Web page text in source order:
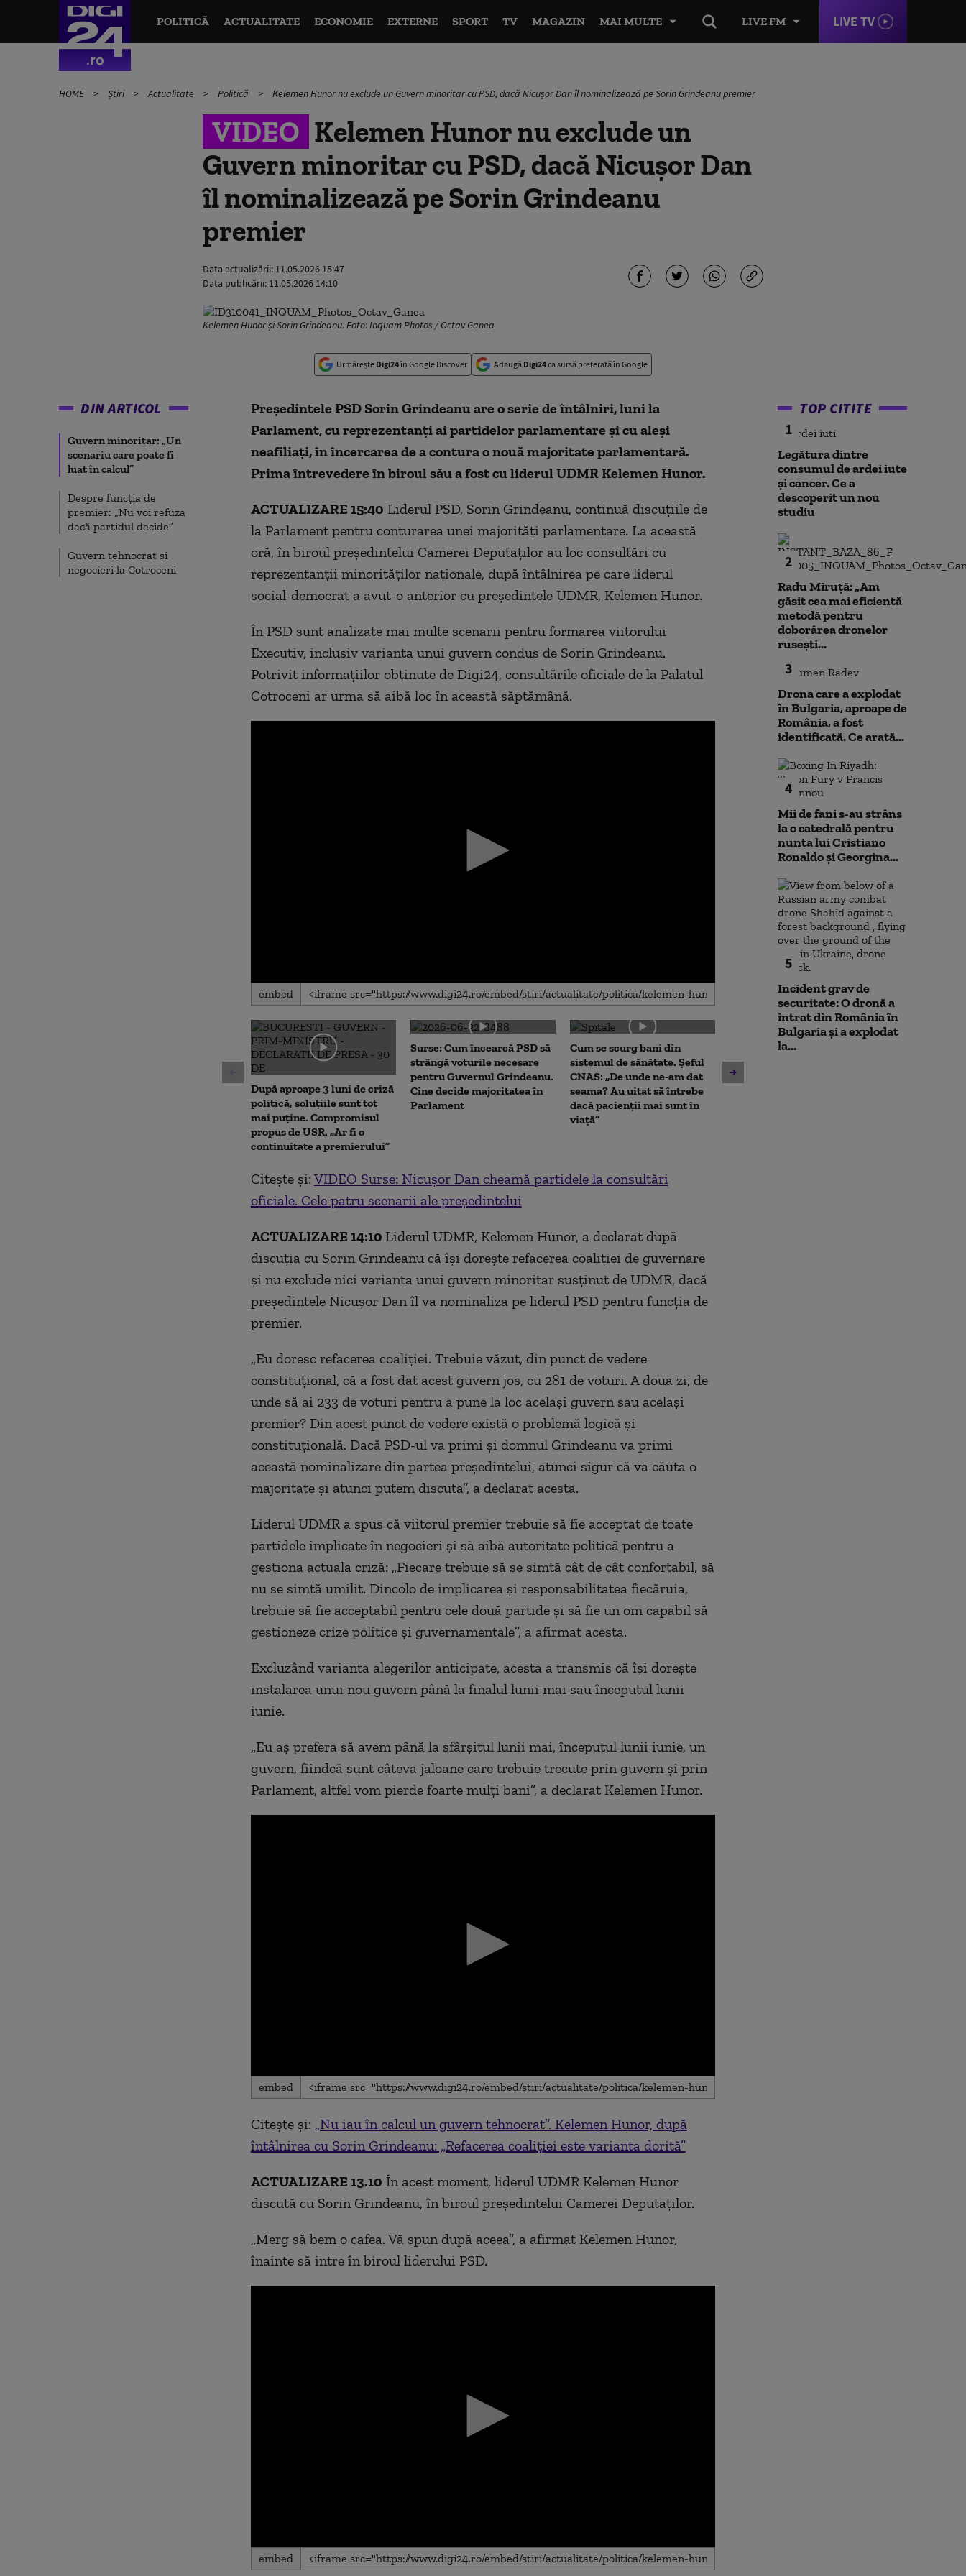
LIVE FM LIVE TV
POLITICĂ ACTUALITATE ECONOMIE EXTERNE SPORT TV MAGAZIN MAI MULTE
HOME Știri Actualitate Politică Kelemen Hunor nu exclude un Guvern minoritar cu PSD, dacă Nicușor Dan îl nominalizează pe Sorin Grindeanu premier
VIDEO Kelemen Hunor nu exclude un
Guvern minoritar cu PSD, dacă Nicușor Dan
îl nominalizează pe Sorin Grindeanu
premier
Data actualizării: 11.05.2026 15:47
Data publicării: 11.05.2026 14:10
Kelemen Hunor și Sorin Grindeanu. Foto: Inquam Photos / Octav Ganea
Urmărește Digi24în Google Discover Adaugă Digi24ca sursă preferată în Google
DIN ARTICOL
Guvern minoritar: „Un
scenariu care poate fi
luat în calcul”
Despre funcția de
premier: „Nu voi refuza
dacă partidul decide”
Guvern tehnocrat și
negocieri la Cotroceni
Preşedintele PSD Sorin Grindeanu are o serie de întâlniri, luni la
Parlament, cu reprezentanţi ai partidelor parlamentare şi cu aleşi
neafiliaţi, în încercarea de a contura o nouă majoritate parlamentară.
Prima întrevedere în biroul său a fost cu liderul UDMR Kelemen Hunor.
ACTUALIZARE 15:40 Liderul PSD, Sorin Grindeanu, continuă discuțiile de
la Parlament pentru conturarea unei majorități parlamentare. La această
oră, în biroul președintelui Camerei Deputaților au loc consultări cu
reprezentanții minorităților naționale, după întâlnirea pe care liderul
social-democrat a avut-o anterior cu președintele UDMR, Kelemen Hunor.
În PSD sunt analizate mai multe scenarii pentru formarea viitorului
Executiv, inclusiv varianta unui guvern condus de Sorin Grindeanu.
Potrivit informațiilor obținute de Digi24, consultările oficiale de la Palatul
Cotroceni ar urma să aibă loc în această săptămână.
0
seconds
0
secondsVolume
90%
embed
După aproape 3 luni de criză
politică, soluțiile sunt tot
mai puține. Compromisul
propus de USR. „Ar fi o
continuitate a premierului”
Surse: Cum încearcă PSD să
strângă voturile necesare
pentru Guvernul Grindeanu.
Cine decide majoritatea în
Parlament
Cum se scurg bani din
sistemul de sănătate. Șeful
CNAS: „De unde ne-am dat
seama? Au uitat să întrebe
dacă pacienții mai sunt în
viață”
Oana Gheorghiu, despre
ambulanța atacată după
Citește și: VIDEO Surse: Nicușor Dan cheamă partidele la consultări
oficiale. Cele patru scenarii ale președintelui
ACTUALIZARE 14:10 Liderul UDMR, Kelemen Hunor, a declarat după
discuția cu Sorin Grindeanu că își dorește refacerea coaliției de guvernare
și nu exclude nici varianta unui guvern minoritar susținut de UDMR, dacă
președintele Nicușor Dan îl va nominaliza pe liderul PSD pentru funcția de
premier.
„Eu doresc refacerea coaliției. Trebuie văzut, din punct de vedere
constituțional, că a fost dat acest guvern jos, cu 281 de voturi. A doua zi, de
unde să ai 233 de voturi pentru a pune la loc același guvern sau același
premier? Din acest punct de vedere există o problemă logică și
constituțională. Dacă PSD-ul va primi și domnul Grindeanu va primi
această nominalizare din partea președintelui, atunci sigur că va căuta o
majoritate și atunci putem discuta”, a declarat acesta.
Liderul UDMR a spus că viitorul premier trebuie să fie acceptat de toate
partidele implicate în negocieri și să aibă autoritate politică pentru a
gestiona actuala criză: „Fiecare trebuie să se simtă cât de cât confortabil, să
nu se simtă umilit. Dincolo de implicarea și responsabilitatea fiecăruia,
trebuie să fie acceptabil pentru cele două partide și să fie un om capabil să
gestioneze crize politice și guvernamentale”, a afirmat acesta.
Excluzând varianta alegerilor anticipate, acesta a transmis că își dorește
instalarea unui nou guvern până la finalul lunii mai sau începutul lunii
iunie.
„Eu aș prefera să avem până la sfârșitul lunii mai, începutul lunii iunie, un
guvern, fiindcă sunt câteva jaloane care trebuie trecute prin guvern și prin
Parlament, altfel vom pierde foarte mulți bani”, a declarat Kelemen Hunor.
seconds
secondsVolume
90%
embed
Citește și: „Nu iau în calcul un guvern tehnocrat”. Kelemen Hunor, după
întâlnirea cu Sorin Grindeanu: „Refacerea coaliției este varianta dorită”
ACTUALIZARE 13.10 În acest moment, liderul UDMR Kelemen Hunor
discută cu Sorin Grindeanu, în biroul președintelui Camerei Deputaților.
„Merg să bem o cafea. Vă spun după aceea”, a afirmat Kelemen Hunor,
înainte să intre în biroul liderului PSD.
0
seconds
embed
TOP CITITE
1
Legătura dintre
consumul de ardei iute
și cancer. Ce a
descoperit un nou
studiu
2
Radu Miruță: „Am
găsit cea mai eficientă
metodă pentru
doborârea dronelor
rusești...
3
Drona care a explodat
în Bulgaria, aproape de
România, a fost
identificată. Ce arată...
4
Mii de fani s-au strâns
la o catedrală pentru
nunta lui Cristiano
Ronaldo şi Georgina...
5
Incident grav de
securitate: O dronă a
intrat din România în
Bulgaria şi a explodat
la...